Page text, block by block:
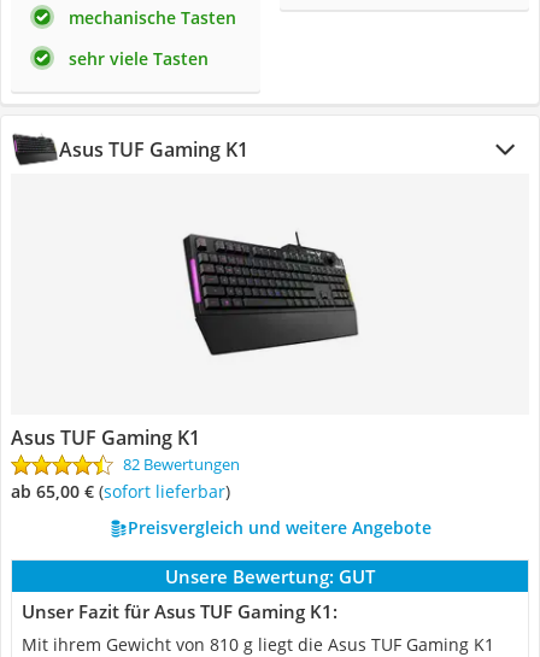
mechanische Tasten
sehr viele Tasten
Asus TUF Gaming K1
Asus TUF Gaming K1
82 Bewertungen
ab 65,00 € ( Sofort lieferbar)
Preisvergleich und weitere Angebote
Unsere Bewertung: GUT
Unser Fazit für Asus TUF Gaming K1:
Mit ihrem Gewicht von 810 g liegt die Asus TUF Gaming K1